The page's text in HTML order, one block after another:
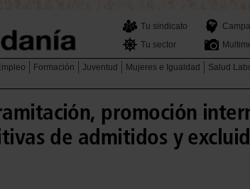
Tu sindicato
Tu sector
Formación Juventud Mujeres e Igualdad
Salud
promoción
de admitidos y